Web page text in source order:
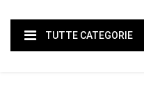
TUTTE CATEGORIE